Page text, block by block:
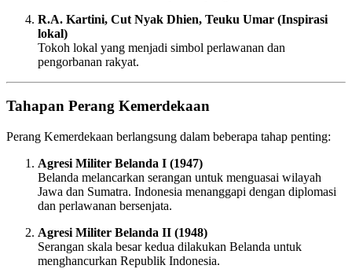
R.A. Kartini, Cut Nyak Dhien, Teuku Umar (Inspirasi
lokal)
Tokoh lokal yang menjadi simbol perlawanan dan
pengorbanan rakyat.
Tahapan Perang Kemerdekaan
Perang Kemerdekaan berlangsung dalam beberapa tahap penting:
Agresi Militer Belanda I (1947)
Belanda melancarkan serangan untuk menguasai wilayah
Jawa dan Sumatra. Indonesia menanggapi dengan diplomasi
dan perlawanan bersenjata.
Agresi Militer Belanda II (1948)
Serangan skala besar kedua dilakukan Belanda untuk
menghancurkan Republik Indonesia.